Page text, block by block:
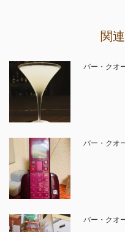
関
バー・クオ
バー・クオ
バー・クオ